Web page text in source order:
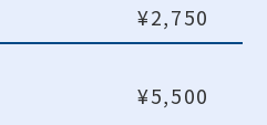
¥2,750
¥5,500